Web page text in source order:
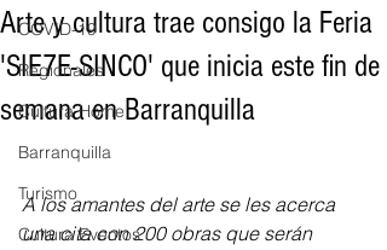
COVID-19
Regionales
Cultura Home
Barranquilla
Turismo
Cultura Eventos
Arte y cultura trae consigo la Feria
'SIE7E-SINCO' que inicia este fin de
semana en Barranquilla
A los amantes del arte se les acerca
una cita con 200 obras que serán